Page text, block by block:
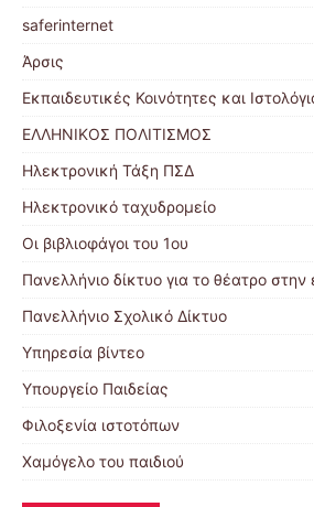
saferinternet
Άρσις
Εκπαιδευτικές Κοινότητες και
ΕΛΛΗΝΙΚΟΣ ΠΟΛΙΤΙΣΜΟΣ
Ηλεκτρονική Τάξη ΠΣΔ
Ηλεκτρονικό ταχυδρομείο
Οι βιβλιοφάγοι του 1ου
Πανελλήνιο δίκτυο για το θέατρο στην
Πανελλήνιο Σχολικό Δίκτυο
Υπηρεσία βίντεο
Υπουργείο Παιδείας
Φιλοξενία ιστοτόπων
Χαμόγελο του παιδιού